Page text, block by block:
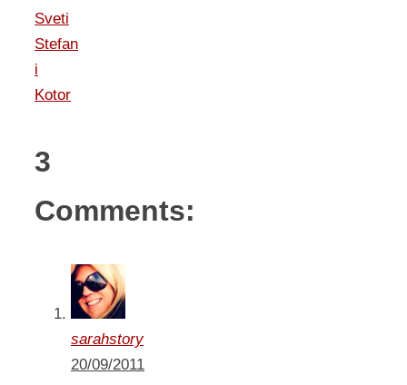
Sveti
Stefan
i
Kotor
3
Comments:
sarahstory
20/09/2011